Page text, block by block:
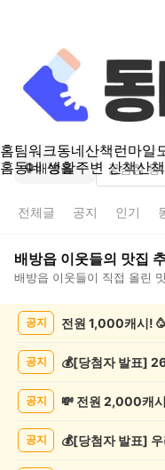
홈팀워크동네산책런마일
홈동네 생활주변 산책산
배방읍
전체글 공지 인기
배방읍 이웃들의 맛집
배방읍 이웃들이 직접 올린
공지 전원 1,000캐시!
공지
공지
공지